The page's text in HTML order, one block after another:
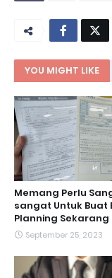
YOU MIGHT LIKE
Memang Perlu
sangat Untuk Buat
Planning Sekarang
September 25, 2023